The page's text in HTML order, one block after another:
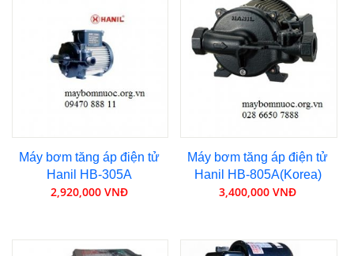
Máy bơm tăng áp điện tử
Hanil HB-305A
2,920,000 VNĐ
Máy bơm tăng áp điện tử
Hanil HB-805A(Korea)
3,400,000 VNĐ